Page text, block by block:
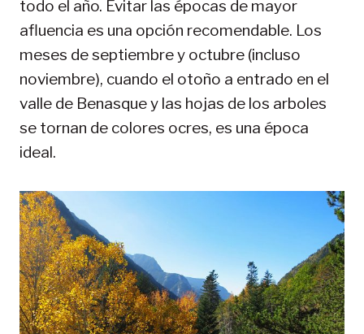
todo el año. Evitar las épocas de mayor
afluencia es una opción recomendable. Los
meses de septiembre y octubre (incluso
noviembre), cuando el otoño a entrado en el
valle de Benasque y las hojas de los arboles
se tornan de colores ocres, es una época
ideal.